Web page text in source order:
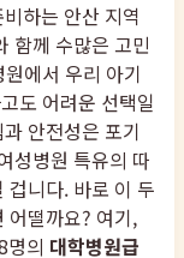
하는 안산 지역
함께 수많은 고민
에서 우리 아기
도 어려운 선택일
안전성은 포기
성병원 특유의 따
겁니다. 바로 이 두
어떨까요? 여기,
명의 대학병원급